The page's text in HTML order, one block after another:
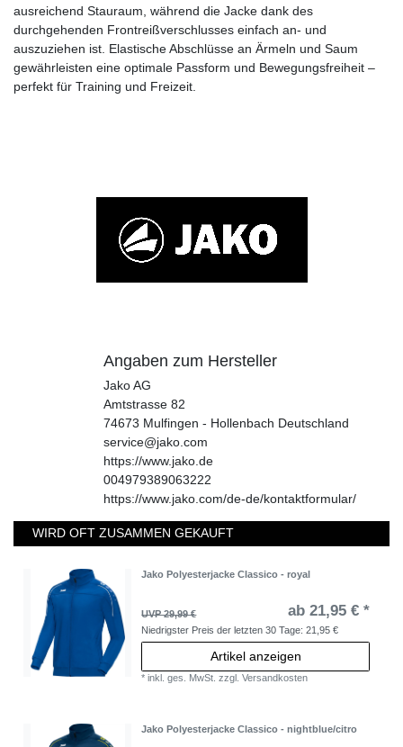
ausreichend Stauraum, während die Jacke dank des
durchgehenden Frontreißverschlusses einfach an- und
auszuziehen ist. Elastische Abschlüsse an Ärmeln und Saum
gewährleisten eine optimale Passform und Bewegungsfreiheit –
perfekt für Training und Freizeit.
Angaben zum Hersteller
Jako AG
Amtstrasse 82
74673 Mulfingen - Hollenbach Deutschland
service@jako.com
https://www.jako.de
004979389063222
https://www.jako.com/de-de/kontaktformular/
WIRD OFT ZUSAMMEN GEKAUFT
Jako Polyesterjacke Classico - royal
UVP 29,99 € ab 21,95 € *
Niedrigster Preis der letzten 30 Tage:21,95 €
Artikel anzeigen
*inkl. ges. MwSt. zzgl.Versandkosten
Jako Polyesterjacke Classico - nightblue/citro